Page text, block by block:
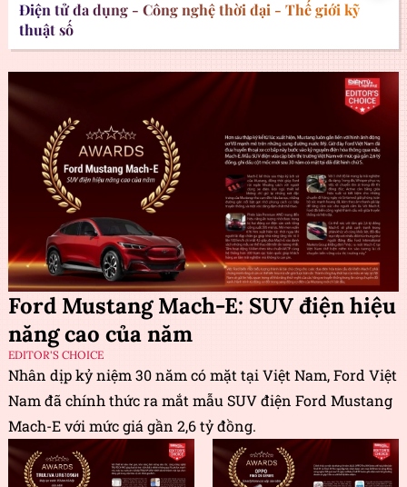
Điện tử đa dụng - Công nghệ thời đại - Thế giới kỹ
thuật số
Ford Mustang Mach-E: SUV điện hiệu
năng cao của năm
EDITOR'S CHOICE
Nhân dịp kỷ niệm 30 năm có mặt tại Việt Nam, Ford Việt
Nam đã chính thức ra mắt mẫu SUV điện Ford Mustang
Mach-E với mức giá gần 2,6 tỷ đồng.